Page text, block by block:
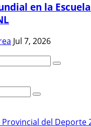
en la
Jul 7, 2026
Provincial del Deporte